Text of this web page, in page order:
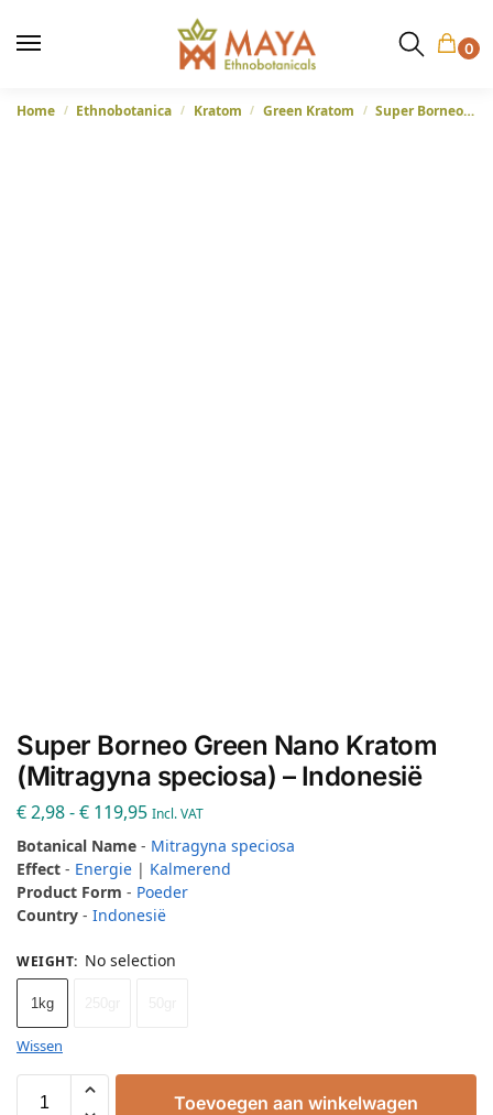
0
Home / Ethnobotanica / Kratom / Green Kratom / Super Borneo Green Nano Kratom (Mitragyna speciosa) – Indonesië
Super Borneo Green Nano Kratom
(Mitragyna speciosa) – Indonesië
€2,98-€ 119,95 Incl. VAT
Botanical Name - Mitragyna speciosa
Effect - Energie | Kalmerend
Product Form - Poeder
Country - Indonesië
WEIGHT: No selection
1kg
Wissen
Toevoegen aan winkelwagen